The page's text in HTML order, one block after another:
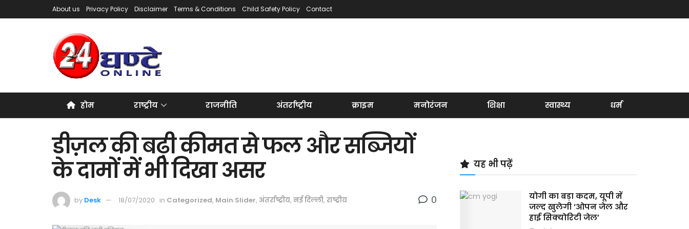
About us Privacy Policy Disclaimer Terms & Conditions Child Safety Policy Contact
होम राष्ट्रीय राजनीति अंतर्राष्ट्रीय क्राइम मनोरंजन शिक्षा स्वास्थ्य धर्म
डीज़ल की बढ़ी कीमत से फल और सब्जियों
के दामों में भी दिखा असर
by Desk 18/07/2020 in Categorized, Main Slider, अंतर्राष्ट्रीय, नई दिल्ली, राष्ट्रीय 0
यह भी पढ़ें
योगी का बड़ा कदम, यूपी में
जल्द खुलेगी ‘ओपन जेल और
हाई सिक्योरिटी जेल’